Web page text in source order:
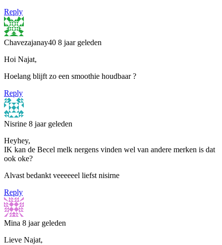
Reply
Chavezajanay40 8 jaar geleden
Hoi Najat,
Hoelang blijft zo een smoothie houdbaar ?
Reply
Nisrine 8 jaar geleden
Heyhey,
IK kan de Becel melk nergens vinden wel van andere merken is dat
ook oke?
Alvast bedankt veeeeeel liefst nisirne
Reply
Mina 8 jaar geleden
Lieve Najat,